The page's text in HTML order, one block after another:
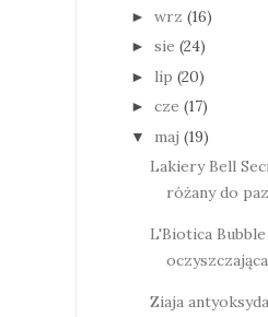
► wrz (16)
► sie (24)
► lip (20)
► cze (17)
▼ maj (19)
Lakiery Bell
różany do
L'Biotica
oczyszczająca
Ziaja